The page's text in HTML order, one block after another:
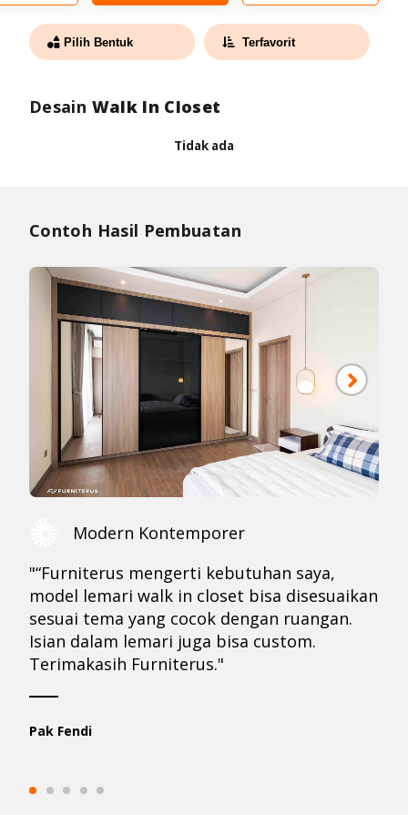
Pilih Bentuk Terfavorit
Desain Walk In Closet
Tidak ada
Contoh Hasil Pembuatan
Modern Kontemporer
"“Furniterus mengerti kebutuhan saya,
model lemari walk in closet bisa disesuaikan
sesuai tema yang cocok dengan ruangan.
Isian dalam lemari juga bisa custom.
Terimakasih Furniterus."
Pak Fendi